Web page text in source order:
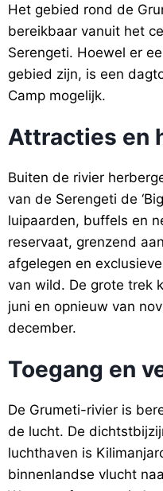
Het gebied rond de
bereikbaar vanuit het
Serengeti. Hoewel er
gebied zijn, is een
Camp mogelijk.
Attracties en
Buiten de rivier
van de Serengeti de
luipaarden, buffels en
reservaat, grenzend
afgelegen en
van wild. De grote trek
juni en opnieuw van
december.
Toegang en
De Grumeti-rivier is
de lucht. De
luchthaven is
binnenlandse vlucht